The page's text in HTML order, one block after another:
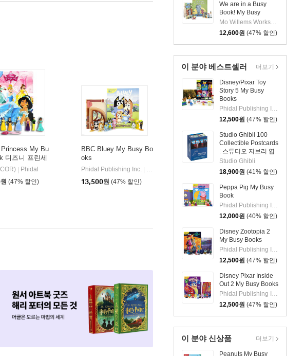
We are in a Busy
Book! My Busy
Books
Mo Willems Workshop
12,600원 (47% 할인)
이 분야 베스트셀러
Disney/Pixar Toy
Story 5 My Busy
Books
Phidal Publishing Inc.
12,500원 (47% 할인)
Studio Ghibli 100
Collectible Postcards
: 스튜디오 지브리 엽
서 100장 세트 (소장
용 포스트 카드 박스
세트)
Studio Ghibli
18,900원 (41% 할인)
Peppa Pig My Busy
Book
Phidal Publishing Inc.
12,000원 (40% 할인)
Disney Zootopia 2
My Busy Books
Phidal Publishing Inc.
12,500원 (47% 할인)
Disney Pixar Inside
Out 2 My Busy Books
Phidal Publishing Inc.
12,500원 (47% 할인)
더보기
이 분야 신상품
Peanuts My Busy
더보기
Princess My Bu
디즈니 프린세
피규어책
Phidal
원 (47% 할인)
BBC Bluey My Busy Bo
oks
Phidal Publishing Inc.
Phidal
13,500원 (47% 할인)